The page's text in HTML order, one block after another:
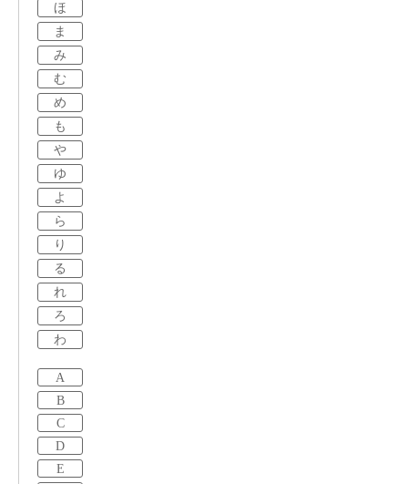
ほ
ま
み
む
め
も
や
ゆ
よ
ら
り
る
れ
ろ
わ
A
B
C
D
E